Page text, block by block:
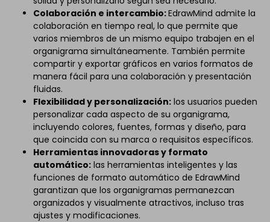
Colaboración e intercambio:EdrawMind admite la
colaboración en tiempo real, lo que permite que
varios miembros de un mismo equipo trabajen en el
organigrama simultáneamente. También permite
compartir y exportar gráficos en varios formatos de
manera fácil para una colaboración y presentación
fluidas.
Flexibilidad y personalización: los usuarios pueden
personalizar cada aspecto de su organigrama,
incluyendo colores, fuentes, formas y diseño, para
que coincida con su marca o requisitos específicos.
Herramientas innovadoras y formato
automático: las herramientas inteligentes y las
funciones de formato automático de EdrawMind
garantizan que los organigramas permanezcan
organizados y visualmente atractivos, incluso tras
ajustes y modificaciones.